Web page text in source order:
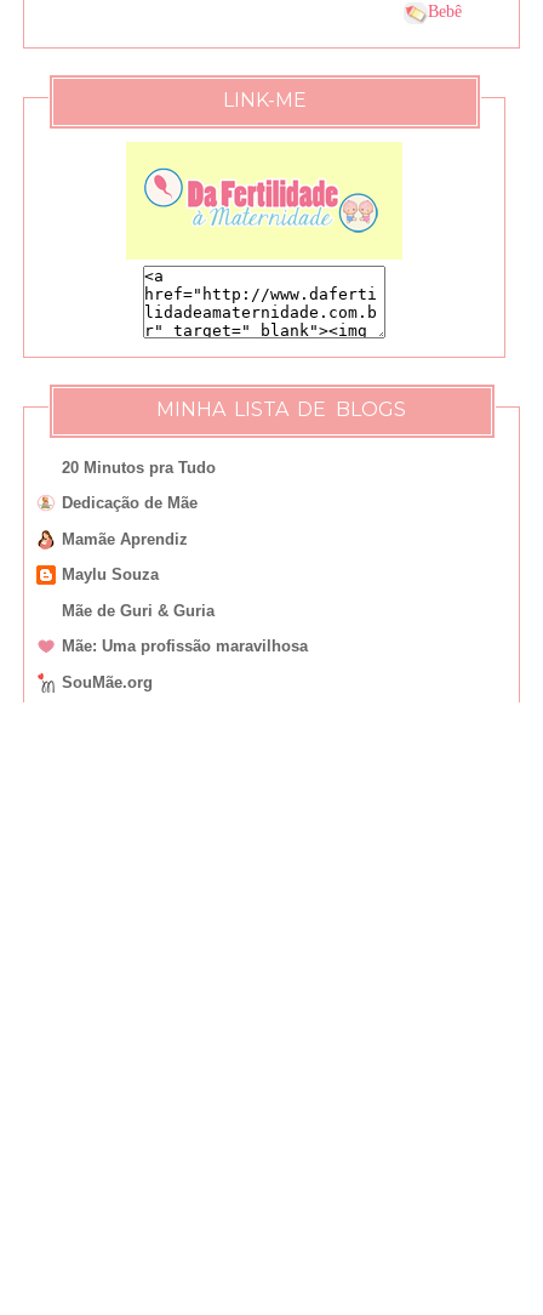
Bebê
LINK-ME
MINHA LISTA DE BLOGS
20 Minutos pra Tudo
Dedicação de Mãe
Mamãe Aprendiz
Maylu Souza
Mãe de Guri & Guria
Mãe: Uma profissão maravilhosa
SouMãe.org